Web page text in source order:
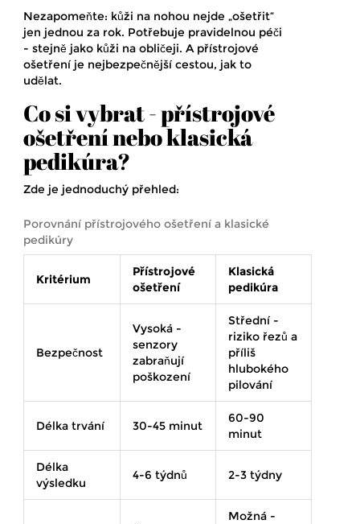
Nezapomeňte: kůži na nohou nejde „ošetřit“
jen jednou za rok. Potřebuje pravidelnou péči
- stejně jako kůži na obličeji. A přístrojové
ošetření je nejbezpečnější cestou, jak to
udělat.
Co si vybrat - přístrojové
ošetření nebo klasická
pedikúra?
Zde je jednoduchý přehled:
Porovnání přístrojového ošetření a klasické
pedikúry
Kritérium
Přístrojové
ošetření
Klasická
pedikúra
Bezpečnost
Vysoká -
senzory
zabraňují
poškození
Střední -
riziko řezů a
příliš
hlubokého
pilování
Délka trvání 30-45 minut
60-90
minut
Délka
výsledku
4-6 týdnů 2-3 týdny
Možná -